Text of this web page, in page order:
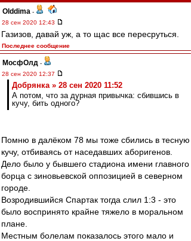
Olddima -
28 сен 2020 12:43
Газизов, давай уж, а то щас все пересруться.
Последнее сообщение
МосфОлд -
28 сен 2020 12:37
Добрянка » 28 сен 2020 11:52
А потом, что за дурная привычка: сбившись в
кучу, бить одного?
Помню в далёком 78 мы тоже сбились в тесную
кучу, отбиваясь от наседавших аборигенов.
Дело было у бывшего стадиона имени главного
борца с зиновьевской оппозицией в северном
городе.
Возродившийся Спартак тогда слил 1:3 - это
было воспринято крайне тяжело в моральном
плане.
Местным болелам показалось этого мало и